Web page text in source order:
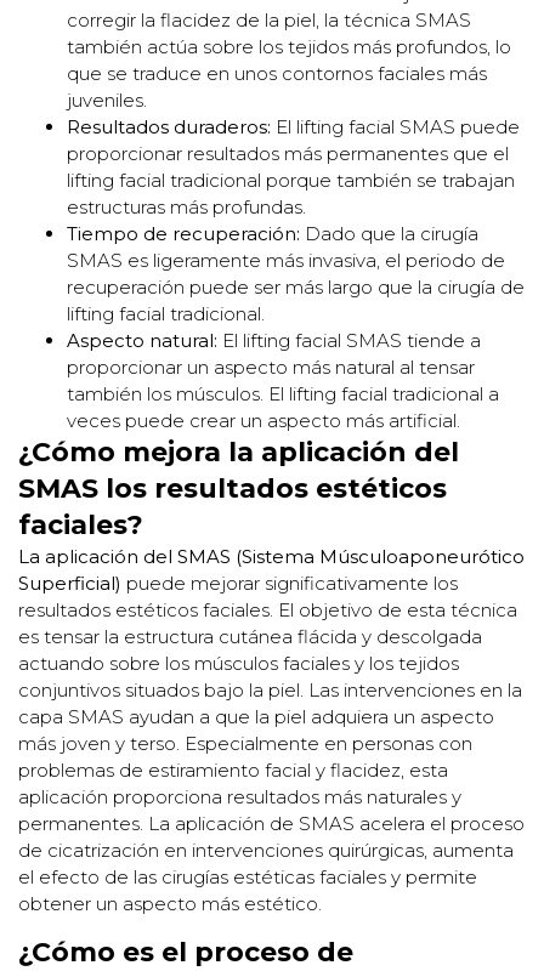
corregir la flacidez de la piel, la técnica SMAS
también actúa sobre los tejidos más profundos, lo
que se traduce en unos contornos faciales más
juveniles.
Resultados duraderos: El lifting facial SMAS puede
proporcionar resultados más permanentes que el
lifting facial tradicional porque también se trabajan
estructuras más profundas.
Tiempo de recuperación: Dado que la cirugía
SMAS es ligeramente más invasiva, el periodo de
recuperación puede ser más largo que la cirugía de
lifting facial tradicional.
Aspecto natural: El lifting facial SMAS tiende a
proporcionar un aspecto más natural al tensar
también los músculos. El lifting facial tradicional a
veces puede crear un aspecto más artificial.
¿Cómo mejora la aplicación del
SMAS los resultados estéticos
faciales?
La aplicación del SMAS (Sistema Músculoaponeurótico
Superficial) puede mejorar significativamente los
resultados estéticos faciales. El objetivo de esta técnica
es tensar la estructura cutánea flácida y descolgada
actuando sobre los músculos faciales y los tejidos
conjuntivos situados bajo la piel. Las intervenciones en la
capa SMAS ayudan a que la piel adquiera un aspecto
más joven y terso. Especialmente en personas con
problemas de estiramiento facial y flacidez, esta
aplicación proporciona resultados más naturales y
permanentes. La aplicación de SMAS acelera el proceso
de cicatrización en intervenciones quirúrgicas, aumenta
el efecto de las cirugías estéticas faciales y permite
obtener un aspecto más estético.
¿Cómo es el proceso de